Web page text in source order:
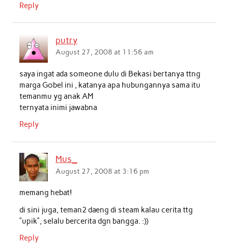
Reply
putry
August 27, 2008 at 11:56 am
saya ingat ada someone dulu di Bekasi bertanya ttng
marga Gobel ini , katanya apa hubungannya sama itu
temanmu yg anak AM
ternyata inimi jawabna
Reply
Mus_
August 27, 2008 at 3:16 pm
memang hebat!
di sini juga, teman2 daeng di steam kalau cerita ttg
“upik”, selalu bercerita dgn bangga. :))
Reply